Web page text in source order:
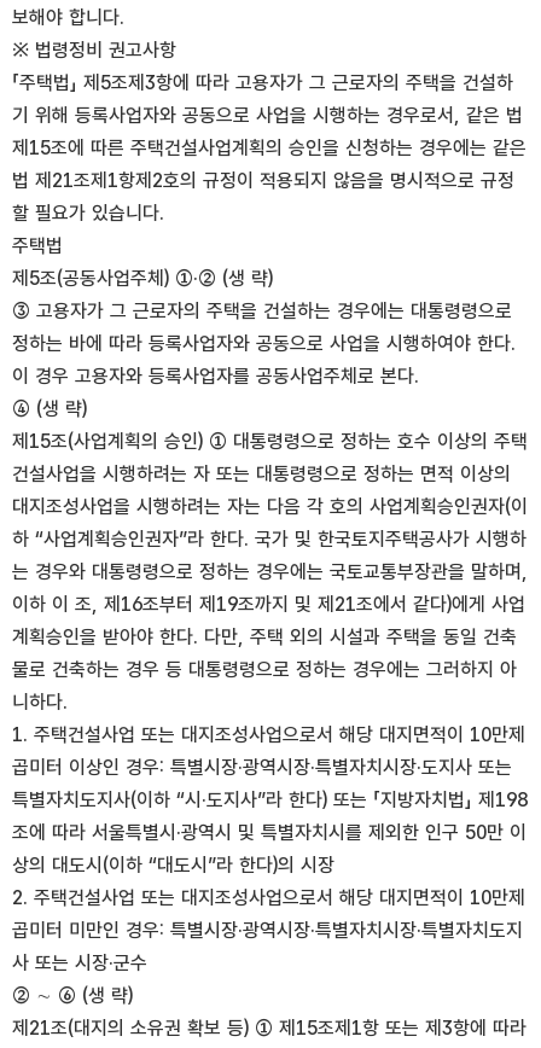
보해야 합니다.
※ 법령정비 권고사항
「주택법」 제5조제3항에 따라 고용자가 그 근로자의 주택을 건설하
기 위해 등록사업자와 공동으로 사업을 시행하는 경우로서, 같은 법
제15조에 따른 주택건설사업계획의 승인을 신청하는 경우에는 같은
법 제21조제1항제2호의 규정이 적용되지 않음을 명시적으로 규정
할 필요가 있습니다.
주택법
제5조(공동사업주체) ①·② (생 략)
③ 고용자가 그 근로자의 주택을 건설하는 경우에는 대통령령으로
정하는 바에 따라 등록사업자와 공동으로 사업을 시행하여야 한다.
이 경우 고용자와 등록사업자를 공동사업주체로 본다.
④ (생 략)
제15조(사업계획의 승인) ① 대통령령으로 정하는 호수 이상의 주택
건설사업을 시행하려는 자 또는 대통령령으로 정하는 면적 이상의
대지조성사업을 시행하려는 자는 다음 각 호의 사업계획승인권자(이
하 “사업계획승인권자”라 한다. 국가 및 한국토지주택공사가 시행하
는 경우와 대통령령으로 정하는 경우에는 국토교통부장관을 말하며,
이하 이 조, 제16조부터 제19조까지 및 제21조에서 같다)에게 사업
계획승인을 받아야 한다. 다만, 주택 외의 시설과 주택을 동일 건축
물로 건축하는 경우 등 대통령령으로 정하는 경우에는 그러하지 아
니하다.
1. 주택건설사업 또는 대지조성사업으로서 해당 대지면적이 10만제
곱미터 이상인 경우: 특별시장·광역시장·특별자치시장·도지사 또는
특별자치도지사(이하 “시·도지사”라 한다) 또는 「지방자치법」 제198
조에 따라 서울특별시·광역시 및 특별자치시를 제외한 인구 50만 이
상의 대도시(이하 “대도시”라 한다)의 시장
2. 주택건설사업 또는 대지조성사업으로서 해당 대지면적이 10만제
곱미터 미만인 경우: 특별시장·광역시장·특별자치시장·특별자치도지
사 또는 시장·군수
② ∼ ⑥ (생 략)
제21조(대지의 소유권 확보 등) ① 제15조제1항 또는 제3항에 따라